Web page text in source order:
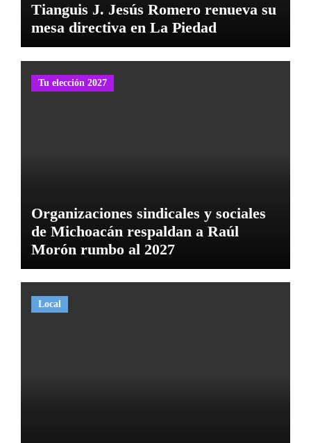
Tianguis J. Jesús Romero renueva su
mesa directiva en La Piedad
Tu elección 2027
Organizaciones sindicales y sociales
de Michoacán respaldan a Raúl
Morón rumbo al 2027
Local